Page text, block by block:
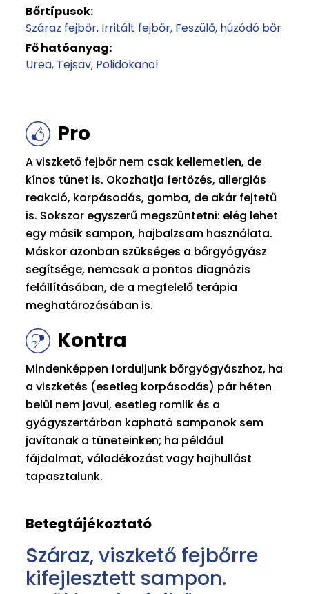
Bőrtípusok:
Száraz fejbőr Irritált fejbőr Feszülő, húzódó bőr
Fő hatóanyag:
Urea Tejsav Polidokanol
Pro
A viszkető fejbőr nem csak kellemetlen, de
kínos tünet is. Okozhatja fertőzés, allergiás
reakció, korpásodás, gomba, de akár fejtetű
is. Sokszor egyszerű megszüntetni: elég lehet
egy másik sampon, hajbalzsam használata.
Máskor azonban szükséges a bőrgyógyász
segítsége, nemcsak a pontos diagnózis
felállításában, de a megfelelő terápia
meghatározásában is.
Kontra
Mindenképpen forduljunk bőrgyógyászhoz, ha
a viszketés (esetleg korpásodás) pár héten
belül nem javul, esetleg romlik és a
gyógyszertárban kapható samponok sem
javítanak a tüneteinken; ha például
fájdalmat, váladékozást vagy hajhullást
tapasztalunk.
Betegtájékoztató
Száraz, viszkető fejbőrre
kifejlesztett sampon.